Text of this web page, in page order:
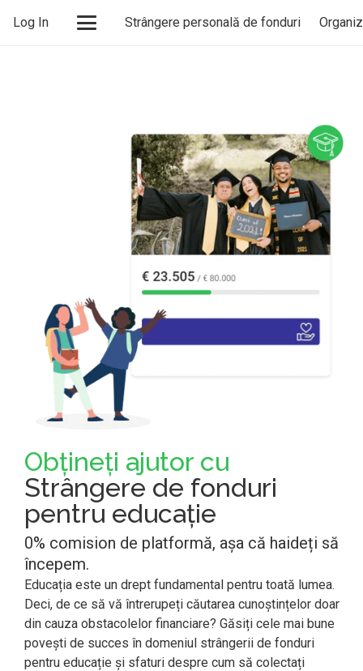
Log In Strângere personală de fonduri
Obțineți ajutor cu
Strângere de fonduri
pentru educație
0% comision de platformă, așa că haideți să
începem.
Educația este un drept fundamental pentru toată lumea.
Deci, de ce să vă întrerupeți căutarea cunoștințelor doar
din cauza obstacolelor financiare? Găsiți cele mai bune
povești de succes în domeniul strângerii de fonduri
pentru educație și sfaturi despre cum să colectați